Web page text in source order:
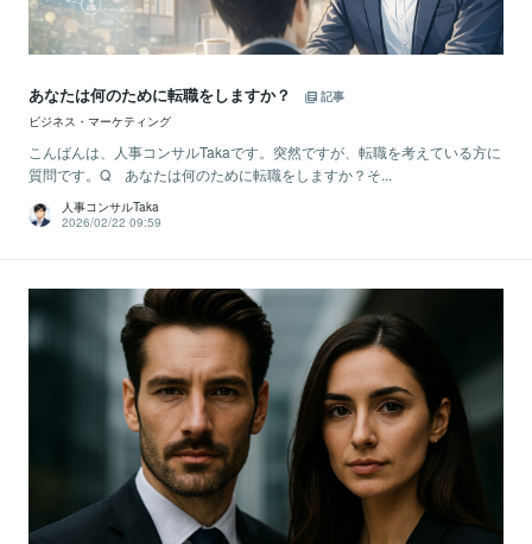
あなたは何のために転職をしますか？
記事
ビジネス・マーケティング
こんばんは、人事コンサルTakaです。突然ですが、転職を考えている方に
質問です。Q あなたは何のために転職をしますか？そ...
人事コンサルTaka
2026/02/22 09:59